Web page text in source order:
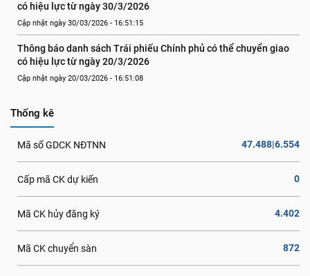
có hiệu lực từ ngày 30/3/2026
Cập nhật ngày 30/03/2026 - 16:51:15
Thông báo danh sách Trái phiếu Chính phủ có thể chuyển giao
có hiệu lực từ ngày 20/3/2026
Cập nhật ngày 20/03/2026 - 16:51:08
Thống kê
Mã số GDCK NĐTNN 47.488|6.554
Cấp mã CK dự kiến 0
Mã CK hủy đăng ký 4.402
Mã CK chuyển sàn 872